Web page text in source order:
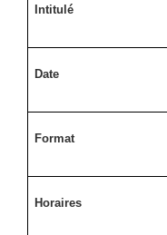
Intitulé
Date
Format
Horaires